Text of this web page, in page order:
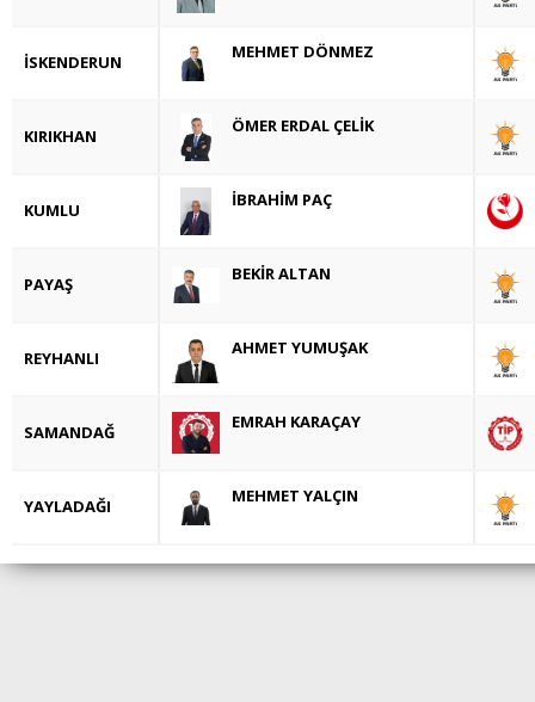
İSKENDERUN MEHMET DÖNMEZ
KIRIKHAN ÖMER ERDAL ÇELİK
KUMLU İBRAHİM PAÇ
PAYAŞ BEKİR ALTAN
REYHANLI AHMET YUMUŞAK
SAMANDAĞ EMRAH KARAÇAY
YAYLADAĞI MEHMET YALÇIN